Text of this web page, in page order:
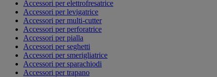
Accessori per elettrofresatrice
Accessori per levigatrice
Accessori per multi-cutter
Accessori per perforatrice
Accessori per pialla
Accessori per seghetti
Accessori per smerigliatrice
Accessori per sparachiodi
Accessori per trapano